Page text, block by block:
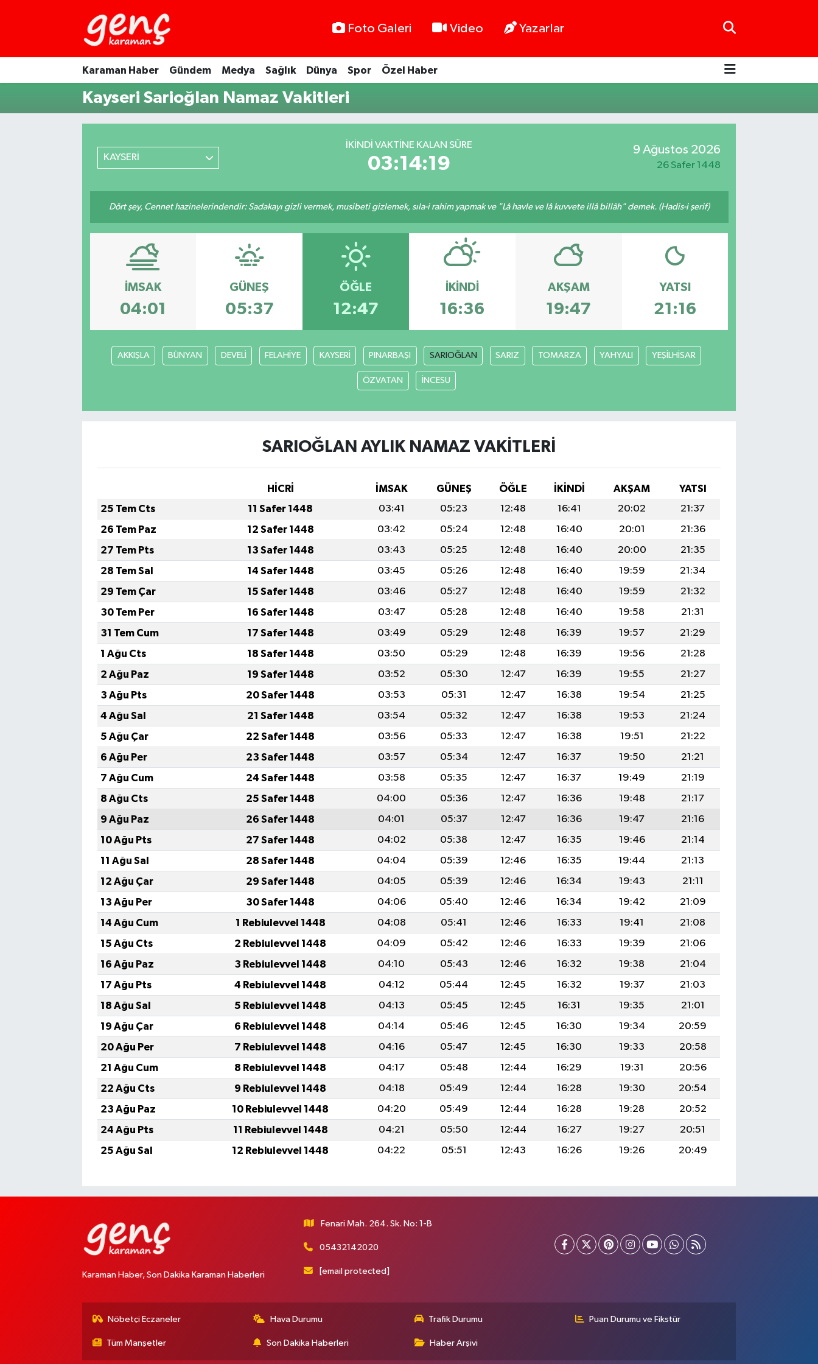
Foto Galeri Video Yazarlar
Karaman Haber Gündem Medya Sağlık Dünya Spor Özel Haber
Kayseri Sarioğlan Namaz Vakitleri
KAYSERİ
İKINDI VAKTINE KALAN SÜRE
03:14:19
9 Ağustos 2026
26 Safer 1448
Dört şey, Cennet hazinelerindendir: Sadakayı gizli vermek, musibeti gizlemek, sıla-i rahim yapmak ve "Lâ havle ve lâ kuvvete illâ billâh" demek. (Hadis-i şerif)
İMSAK
04:01
GÜNEŞ
05:37
ÖĞLE
12:47
İKINDI
16:36
AKŞAM
19:47
YATSI
21:16
AKKIŞLA BÜNYAN DEVELİ FELAHİYE KAYSERİ PINARBAŞI SARIOĞLAN SARIZ TOMARZA YAHYALI YEŞİLHİSAR
ÖZVATAN İNCESU
SARIOĞLAN AYLIK NAMAZ VAKITLERI
HİCRİ İMSAK GÜNEŞ ÖĞLE İKINDI AKŞAM
YATSI
25 Tem Cts
11 Safer 1448 03:41 05:23 12:48 16:41 20:02
21:37
26 Tem Paz
12 Safer 1448 03:42 05:24 12:48 16:40 20:01
21:36
27 Tem Pts
13 Safer 1448 03:43 05:25 12:48 16:40 20:00
21:35
28 Tem Sal
14 Safer 1448 03:45 05:26 12:48 16:40 19:59
21:34
29 Tem Çar
15 Safer 1448 03:46 05:27 12:48 16:40 19:59
21:32
30 Tem Per
16 Safer 1448 03:47 05:28 12:48 16:40 19:58
21:31
31 Tem Cum
17 Safer 1448 03:49 05:29 12:48 16:39 19:57
21:29
1 Ağu Cts
18 Safer 1448 03:50 05:29 12:48 16:39 19:56
21:28
2 Ağu Paz
19 Safer 1448 03:52 05:30 12:47 16:39 19:55
21:27
3 Ağu Pts
20 Safer 1448 03:53 05:31 12:47 16:38 19:54
21:25
4 Ağu Sal
21 Safer 1448 03:54 05:32 12:47 16:38 19:53
21:24
5 Ağu Çar
22 Safer 1448 03:56 05:33 12:47 16:38 19:51
21:22
6 Ağu Per
23 Safer 1448 03:57 05:34 12:47 16:37 19:50
21:21
7 Ağu Cum
24 Safer 1448 03:58 05:35 12:47 16:37 19:49
21:19
8 Ağu Cts
25 Safer 1448 04:00 05:36 12:47 16:36 19:48
21:17
9 Ağu Paz
26 Safer 1448 04:01 05:37 12:47 16:36 19:47
21:16
10 Ağu Pts
27 Safer 1448 04:02 05:38 12:47 16:35 19:46
21:14
11 Ağu Sal
28 Safer 1448 04:04 05:39 12:46 16:35 19:44
21:13
12 Ağu Çar
29 Safer 1448 04:05 05:39 12:46 16:34 19:43
21:11
13 Ağu Per
30 Safer 1448 04:06 05:40 12:46 16:34 19:42
21:09
14 Ağu Cum
1 Rebiulevvel 1448 04:08 05:41 12:46 16:33 19:41
21:08
15 Ağu Cts
2 Rebiulevvel 1448 04:09 05:42 12:46 16:33 19:39
21:06
16 Ağu Paz
3 Rebiulevvel 1448 04:10 05:43 12:46 16:32 19:38
21:04
17 Ağu Pts
4 Rebiulevvel 1448 04:12 05:44 12:45 16:32 19:37
21:03
18 Ağu Sal
5 Rebiulevvel 1448 04:13 05:45 12:45 16:31 19:35
21:01
19 Ağu Çar
6 Rebiulevvel 1448 04:14 05:46 12:45 16:30 19:34
20:59
20 Ağu Per
7 Rebiulevvel 1448 04:16 05:47 12:45 16:30 19:33
20:58
21 Ağu Cum
8 Rebiulevvel 1448 04:17 05:48 12:44 16:29 19:31
20:56
22 Ağu Cts
9 Rebiulevvel 1448 04:18 05:49 12:44 16:28 19:30
20:54
23 Ağu Paz
10 Rebiulevvel 1448 04:20 05:49 12:44 16:28 19:28
20:52
24 Ağu Pts
11 Rebiulevvel 1448 04:21 05:50 12:44 16:27 19:27
20:51
25 Ağu Sal
12 Rebiulevvel 1448 04:22 05:51 12:43 16:26 19:26 20:49
Karaman Haber, Son Dakika Karaman Haberleri
Fenari Mah. 264. Sk. No: 1-B
05432142020
[email protected]
Nöbetçi Eczaneler Hava Durumu Trafik Durumu Puan Durumu ve Fikstür
Tüm Manşetler Son Dakika Haberleri Haber Arşivi